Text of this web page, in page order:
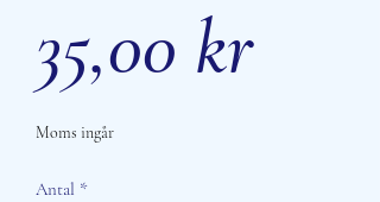
35,00 krPris
Moms ingår
Antal *